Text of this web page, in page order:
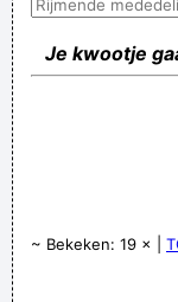
Je kwootje
~ Bekeken: 19 × |